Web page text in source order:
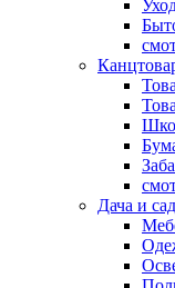
Дача и сад